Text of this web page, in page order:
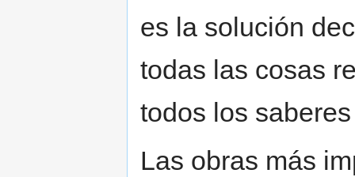
es la solución
todas las cosas
todos los
Las obras más